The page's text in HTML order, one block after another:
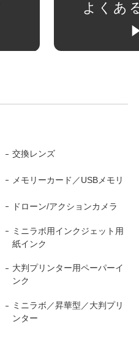
よくあ
交換レンズ
メモリーカード／USBメモリ
ドローン/アクションカメラ
ミニラボ用インクジェット用
紙インク
大判プリンター用ペーパーイ
ンク
ミニラボ／昇華型／大判プリ
ンター